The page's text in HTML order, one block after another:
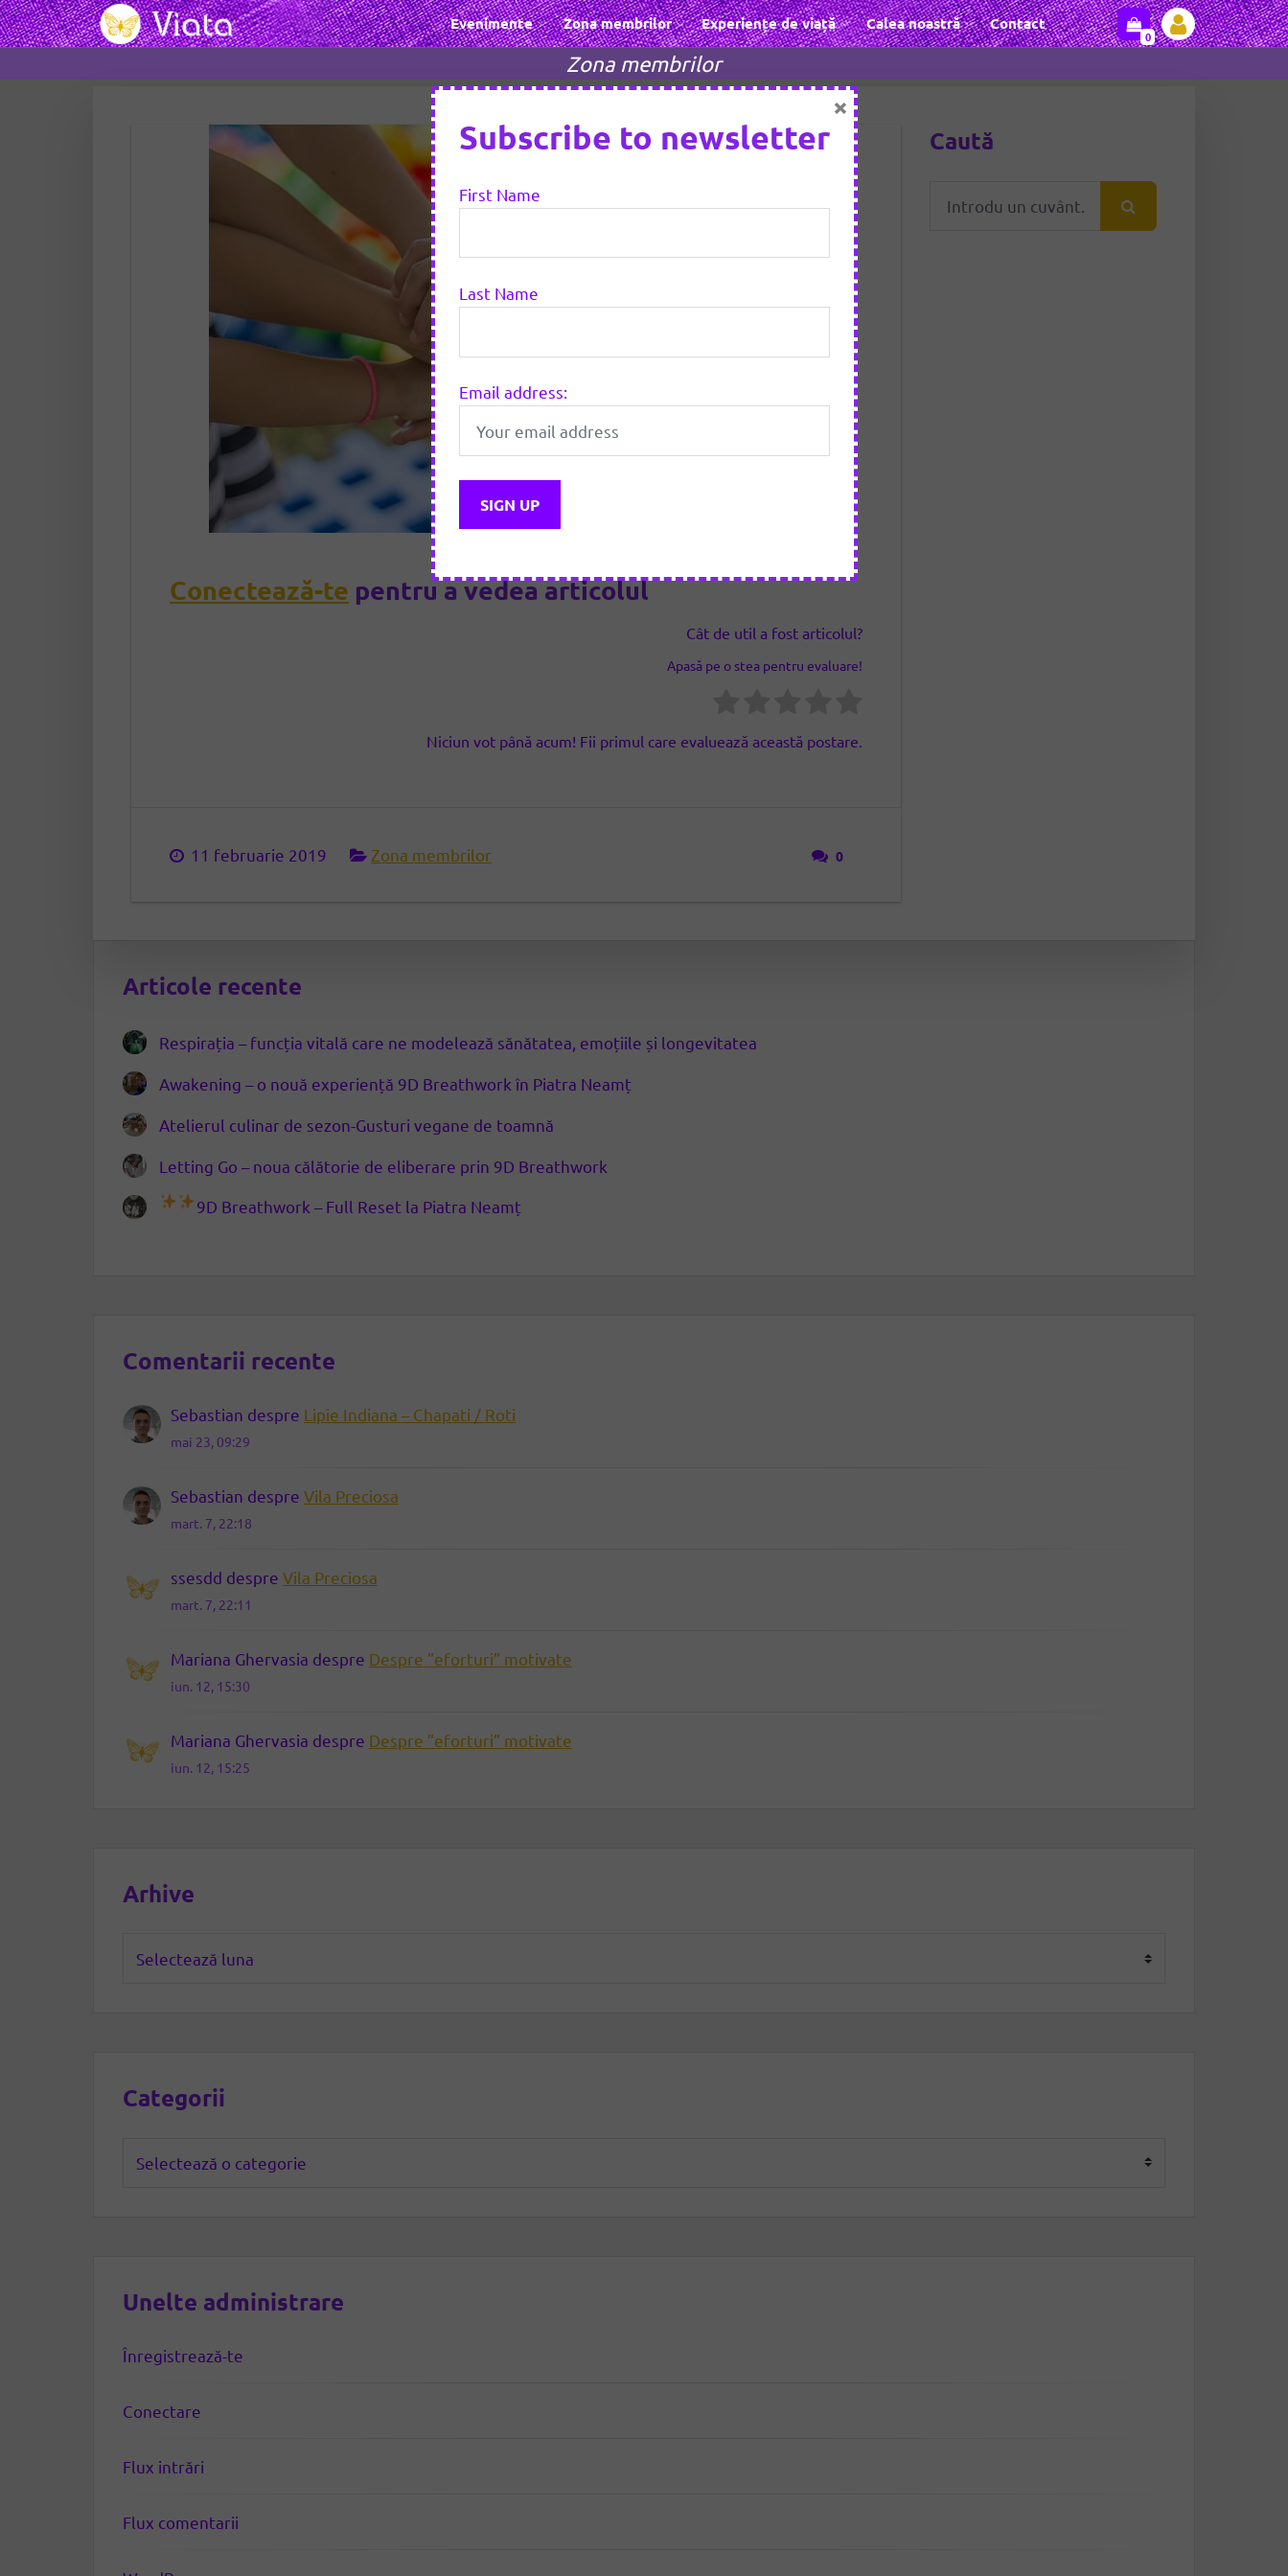
Evenimente Zona membrilor Experiențe de viață Calea noastră Contact
0
Zona membrilor
Conectează-te pentru a vedea articolul
Cât de util a fost articolul?
Apasă pe o stea pentru evaluare!
Niciun vot până acum! Fii primul care evaluează această postare.
11 februarie 2019 Zona membrilor 0
Caută
Articole recente
Respirația – funcția vitală care ne modelează sănătatea, emoțiile și longevitatea
Awakening – o nouă experiență 9D Breathwork în Piatra Neamț
Atelierul culinar de sezon-Gusturi vegane de toamnă
Letting Go – noua călătorie de eliberare prin 9D Breathwork
9D Breathwork – Full Reset la Piatra Neamț
Comentarii recente
Sebastian despre Lipie Indiana – Chapati / Roti
mai 23, 09:29
Sebastian despre Vila Preciosa
mart. 7, 22:18
ssesdd despre Vila Preciosa
mart. 7, 22:11
Mariana Ghervasia despre Despre ”eforturi” motivate
iun. 12, 15:30
Mariana Ghervasia despre Despre ”eforturi” motivate
iun. 12, 15:25
Arhive
Categorii
Unelte administrare
Înregistrează-te
Conectare
Flux intrări
Flux comentarii
Subscribe to newsletter
First Name
Last Name
Email address:
×